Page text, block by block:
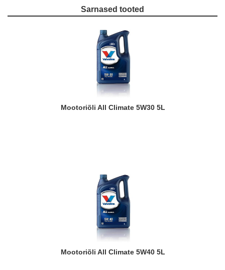
Sarnased tooted
Mootoriõli All Climate 5W30 5L
Mootoriõli All Climate 5W40 5L